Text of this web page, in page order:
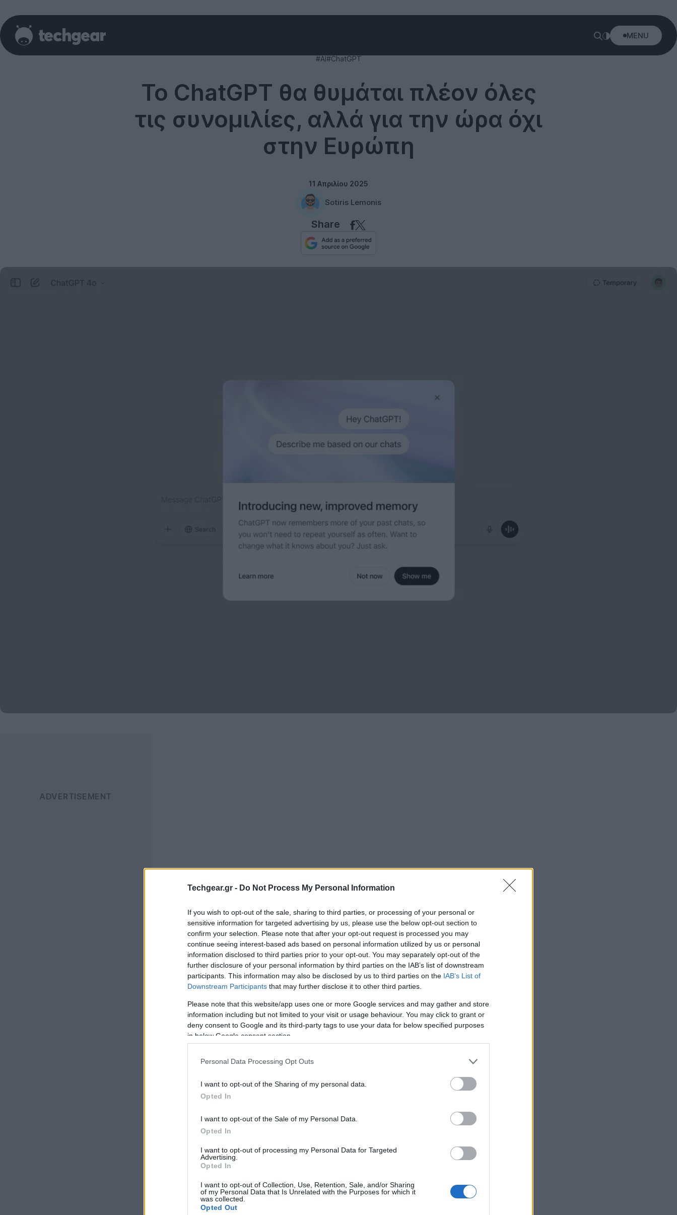
Techgear.gr - Do Not Process My Personal Information
If you wish to opt-out of the sale, sharing to third parties, or processing of your personal or
sensitive information for targeted advertising by us, please use the below opt-out section to
confirm your selection. Please note that after your opt-out request is processed you may
continue seeing interest-based ads based on personal information utilized by us or personal
information disclosed to third parties prior to your opt-out. You may separately opt-out of the
further disclosure of your personal information by third parties on the IAB’s list of downstream
participants. This information may also be disclosed by us to third parties on the IAB’s List of
Downstream Participants that may further disclose it to other third parties.
Please note that this website/app uses one or more Google services and may gather and store
information including but not limited to your visit or usage behaviour. You may click to grant or
deny consent to Google and its third-party tags to use your data for below specified purposes
in below Google consent section.
Personal Data Processing Opt Outs
I want to opt-out of the Sharing of my personal data.
Opted In
I want to opt-out of the Sale of my Personal Data.
Opted In
I want to opt-out of processing my Personal Data for Targeted
Advertising.
Opted In
I want to opt-out of Collection, Use, Retention, Sale, and/or Sharing
of my Personal Data that Is Unrelated with the Purposes for which it
was collected.
Opted Out
MENU
#AI#ChatGPT
Το ChatGPT θα θυμάται πλέον όλες
τις συνομιλίες, αλλά για την ώρα όχι
στην Ευρώπη
11 Απριλίου 2025
Sotiris Lemonis
Share